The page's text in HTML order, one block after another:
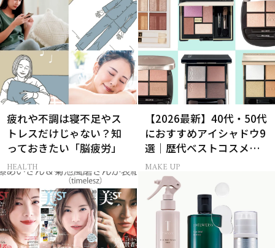
疲れや不調は寝不足やス
トレスだけじゃない？知
っておきたい「脳疲労」
HEALTH
【2026最新】40代・50代
におすすめアイシャドウ9
選｜歴代ベストコスメ受
賞まとめ
MAKE UP